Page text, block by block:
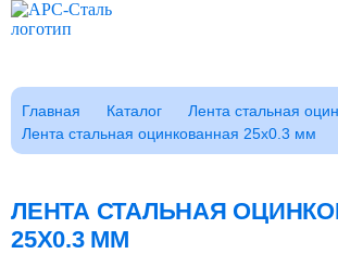
Каталог
Клиентам
ГОСТы
Сертификаты
Главная Каталог
Лента стальная
Лента стальная оцинкованная 25x0.3 мм
ЛЕНТА СТАЛЬНАЯ
25X0.3 ММ